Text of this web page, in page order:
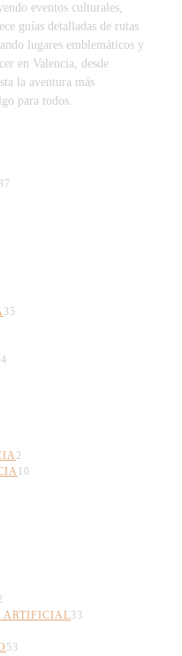
eventos culturales,
guías detalladas de rutas
lugares emblemáticos y
en Valencia, desde
la aventura más
para todos.
37
35
2
10
ARTIFICIAL33
53